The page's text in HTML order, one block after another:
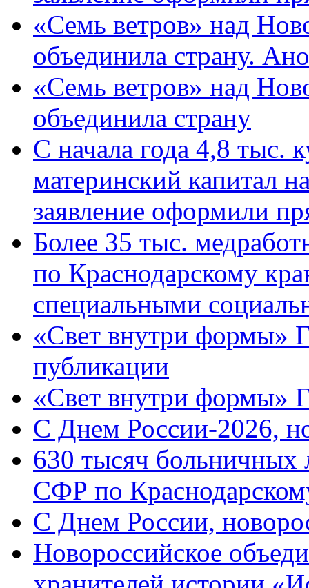
«Семь ветров» над
объединила страну.
«Семь ветров» над
объединила страну
С начала года 4,8 тыс.
материнский капитал
заявление оформили
Более 35 тыс.
по Краснодарскому
специальными
«Свет внутри формы»
публикации
«Свет внутри формы»
C Днем России-2026,
630 тысяч больничных
СФР по
C Днем России,
Новороссийское